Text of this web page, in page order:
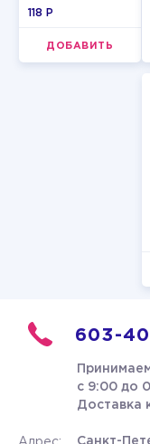
день рождения для
118 P
ДОБАВИТЬ
603-
с 9:00 до
Доставка
Санкт-